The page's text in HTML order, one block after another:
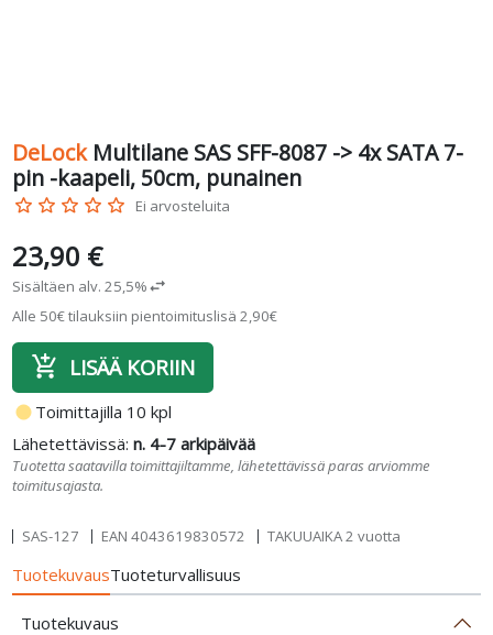
DeLock Multilane SAS SFF-8087 -> 4x SATA 7-
pin -kaapeli, 50cm, punainen
star_border star_border star_border star_border star_border Ei arvosteluita
23,90 €
Sisältäen alv. 25,5%swap_horiz
Alle 50€ tilauksiin pientoimituslisä 2,90€
add_shopping_cart LISÄÄ KORIIN
fiber_manual_record Toimittajilla 10 kpl
Lähetettävissä:n. 4-7 arkipäivää
Tuotetta saatavilla toimittajiltamme, lähetettävissä paras arviomme
toimitusajasta.
SAS-127 EAN 4043619830572 TAKUUAIKA 2 vuotta
TuotekuvausTuoteturvallisuus
Tuotekuvaus